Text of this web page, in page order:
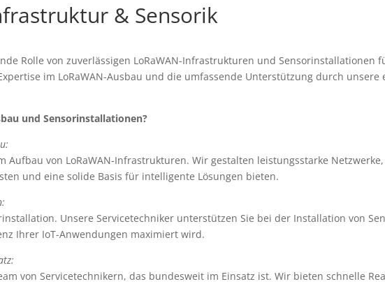
& Sensorik
Rolle von zuverlässigen LoRaWAN-Infrastrukturen und Sensorinstallationen
im LoRaWAN-Ausbau und die umfassende Unterstützung durch unsere
und Sensorinstallationen?
Aufbau von LoRaWAN-Infrastrukturen. Wir gestalten leistungsstarke
und eine solide Basis für intelligente Lösungen bieten.
Unsere Servicetechniker unterstützen Sie bei der Installation von
Ihrer IoT-Anwendungen maximiert wird.
von Servicetechnikern, das bundesweit im Einsatz ist. Wir bieten schnelle